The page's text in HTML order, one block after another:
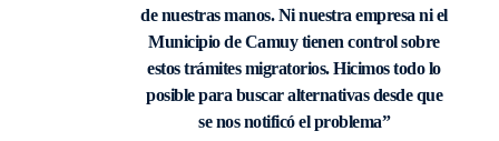
de nuestras manos. Ni nuestra empresa ni el
Municipio de Camuy tienen control sobre
estos trámites migratorios. Hicimos todo lo
posible para buscar alternativas desde que
se nos notificó el problema”